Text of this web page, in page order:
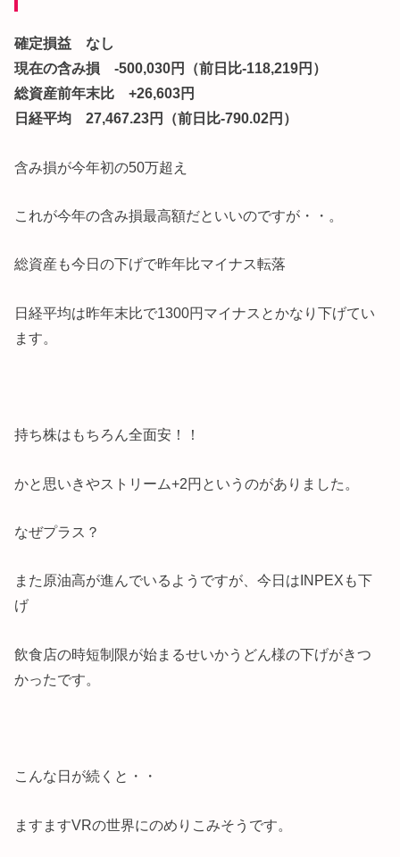
確定損益 なし
現在の含み損 -500,030円（前日比-118,219円）
総資産前年末比 +26,603円
日経平均 27,467.23円（前日比-790.02円）
含み損が今年初の50万超え
これが今年の含み損最高額だといいのですが・・。
総資産も今日の下げで昨年比マイナス転落
日経平均は昨年末比で1300円マイナスとかなり下げてい
ます。
持ち株はもちろん全面安！！
かと思いきやストリーム+2円というのがありました。
なぜプラス？
また原油高が進んでいるようですが、今日はINPEXも下
げ
飲食店の時短制限が始まるせいかうどん様の下げがきつ
かったです。
こんな日が続くと・・
ますますVRの世界にのめりこみそうです。